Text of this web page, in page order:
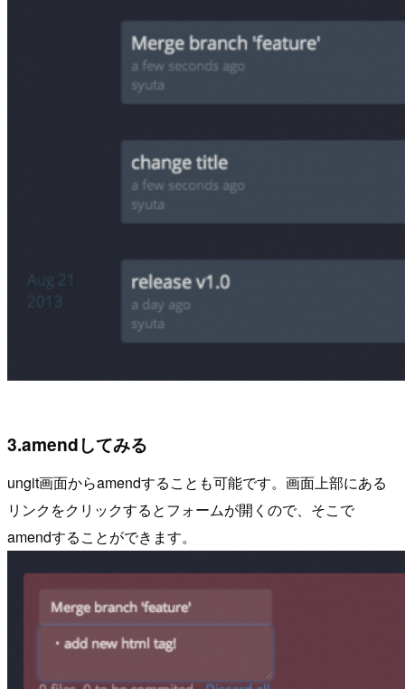
3.amendしてみる
ungit画面からamendすることも可能です。画面上部にある
リンクをクリックするとフォームが開くので、そこで
amendすることができます。